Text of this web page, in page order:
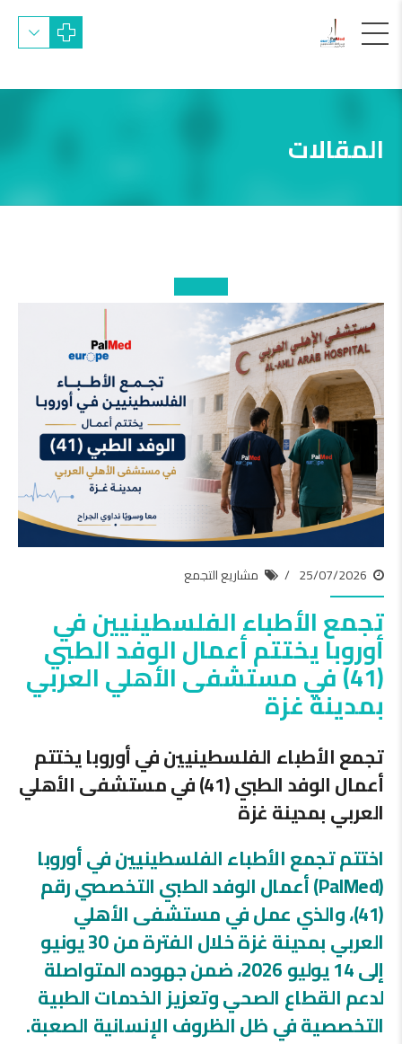
المقالات
25/07/2026 مشاريع التجمع
تجمع الأطباء الفلسطينيين في
أوروبا يختتم أعمال الوفد الطبي
(41) في مستشفى الأهلي العربي
بمدينة غزة
تجمع الأطباء الفلسطينيين في أوروبا يختتم
أعمال الوفد الطبي (41) في مستشفى الأهلي
العربي بمدينة غزة
اختتم تجمع الأطباء الفلسطينيين في أوروبا
(PalMed) أعمال الوفد الطبي التخصصي رقم
(41)، والذي عمل في مستشفى الأهلي
العربي بمدينة غزة خلال الفترة من 30 يونيو
إلى 14 يوليو 2026، ضمن جهوده المتواصلة
لدعم القطاع الصحي وتعزيز الخدمات الطبية
التخصصية في ظل الظروف الإنسانية الصعبة.